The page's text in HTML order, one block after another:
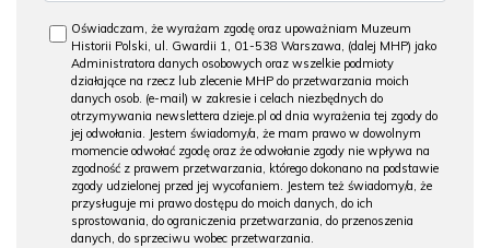
Oświadczam, że wyrażam zgodę oraz upoważniam Muzeum
Historii Polski, ul. Gwardii 1, 01-538 Warszawa, (dalej MHP) jako
Administratora danych osobowych oraz wszelkie podmioty
działające na rzecz lub zlecenie MHP do przetwarzania moich
danych osob. (e-mail) w zakresie i celach niezbędnych do
otrzymywania newslettera dzieje.pl od dnia wyrażenia tej zgody do
jej odwołania. Jestem świadomy/a, że mam prawo w dowolnym
momencie odwołać zgodę oraz że odwołanie zgody nie wpływa na
zgodność z prawem przetwarzania, którego dokonano na podstawie
zgody udzielonej przed jej wycofaniem. Jestem też świadomy/a, że
przysługuje mi prawo dostępu do moich danych, do ich
sprostowania, do ograniczenia przetwarzania, do przenoszenia
danych, do sprzeciwu wobec przetwarzania.